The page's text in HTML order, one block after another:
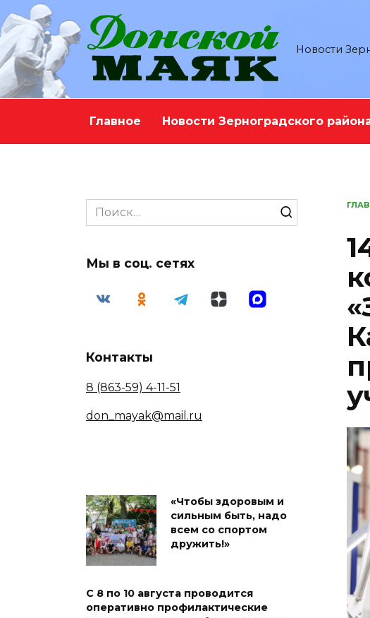
Перейти
к
содержанию
Новости
Главное Новости Зерноградского
Search
for:
Мы в соц. сетях
Контакты
8 (863-59) 4-11-51
don_mayak@mail.ru
«Чтобы здоровым и
сильным быть, надо
всем со спортом
дружить!»
С 8 по 10 августа проводится
оперативно профилактические